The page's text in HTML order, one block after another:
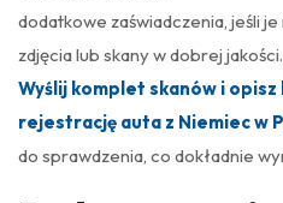
dodatkowe zaświadczenia, jeśli je
zdjęcia lub skany w dobrej jakości.
Wyślij komplet skanów i
rejestrację auta z Niemiec w
do sprawdzenia, co dokładnie